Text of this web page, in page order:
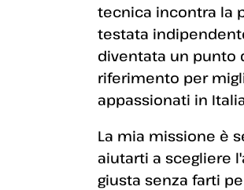
tecnica incontra la
testata
diventata un punto
riferimento per
appassionati in
La mia missione è
aiutarti a scegliere
giusta senza farti